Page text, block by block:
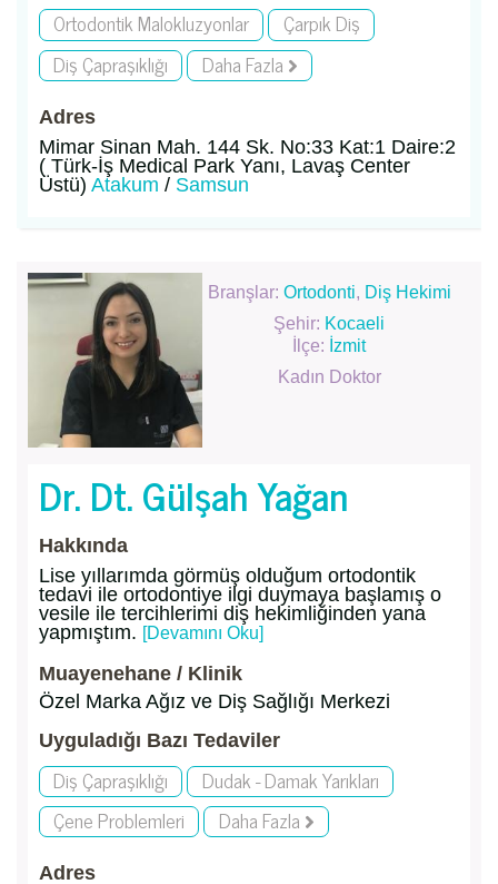
Ortodontik Malokluzyonlar
Çarpık Diş
Diş Çapraşıklığı
Daha Fazla
Adres
Mimar Sinan Mah. 144 Sk. No:33 Kat:1 Daire:2
( Türk-İş Medical Park Yanı, Lavaş Center
Üstü) Atakum / Samsun
Branşlar: Ortodonti, Diş Hekimi
Şehir: Kocaeli
İlçe: İzmit
Kadın Doktor
Dr. Dt. Gülşah Yağan
Hakkında
Lise yıllarımda görmüş olduğum ortodontik
tedavi ile ortodontiye ilgi duymaya başlamış o
vesile ile tercihlerimi diş hekimliğinden yana
yapmıştım. [Devamını Oku]
Muayenehane / Klinik
Özel Marka Ağız ve Diş Sağlığı Merkezi
Uyguladığı Bazı Tedaviler
Diş Çapraşıklığı
Dudak - Damak Yarıkları
Çene Problemleri
Daha Fazla
Adres